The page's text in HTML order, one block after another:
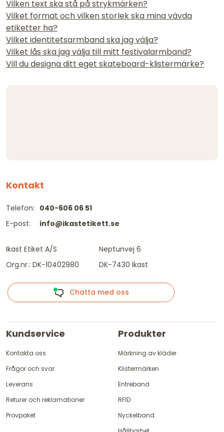
Vilken text ska stå på strykmärken?
Vilket format och vilken storlek ska mina vävda
etiketter ha?
Vilket identitetsarmband ska jag välja?
Vilket lås ska jag välja till mitt festivalarmband?
Vill du designa ditt eget skateboard-klistermärke?
Kontakt
Telefon:
E-post:
040-606 06 51
info@ikastetikett.se
Ikast Etiket A/S
Org.nr.: DK-10402980
Neptunvej 6
DK-7430 Ikast
Chatta med oss
Kundservice
Kontakta oss
Frågor och svar
Leverans
Returer och reklamationer
Provpaket
Produkter
Märkning av kläder
Klistermärken
Entreband
RFID
Nyckelband